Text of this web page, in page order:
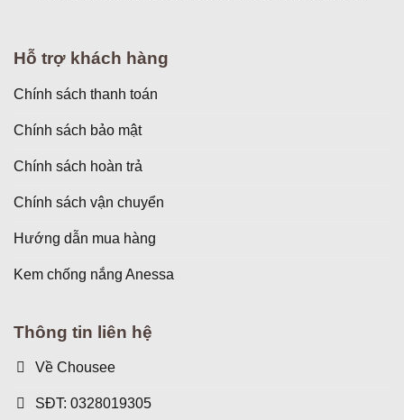
Hỗ trợ khách hàng
Chính sách thanh toán
Chính sách bảo mật
Chính sách hoàn trả
Chính sách vận chuyển
Hướng dẫn mua hàng
Kem chống nắng Anessa
Thông tin liên hệ
Về Chousee
SĐT: 0328019305